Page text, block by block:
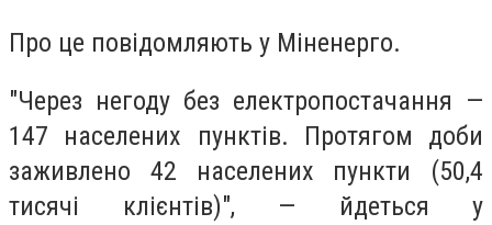
Про це повідомляють у Міненерго.
"Через негоду без електропостачання —
147 населених пунктів. Протягом доби
заживлено 42 населених пункти (50,4
тисячі клієнтів)", — йдеться у